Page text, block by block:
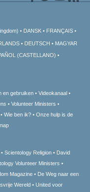
DANSK FRANÇAIS
DEUTSCH
MAGYAR
(CASTELLANO)
en gebruiken
Videokanaal
Volunteer Ministers
Wie ben ik?
Onze hulp is de
Scientology Religion
David
Volunteer Ministers
Magazine
De Weg naar een
Wereld United voor